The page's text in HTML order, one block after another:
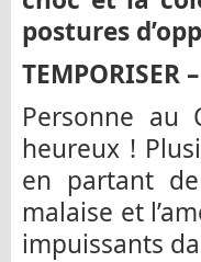
postures
TEMPORISER
Personne au
heureux !
en partant
malaise et
impuissants